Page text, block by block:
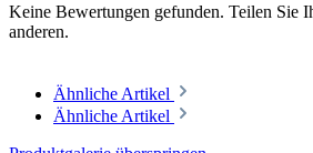
Keine Bewertungen gefunden. Teilen Sie
anderen.
Ähnliche Artikel
Ähnliche Artikel